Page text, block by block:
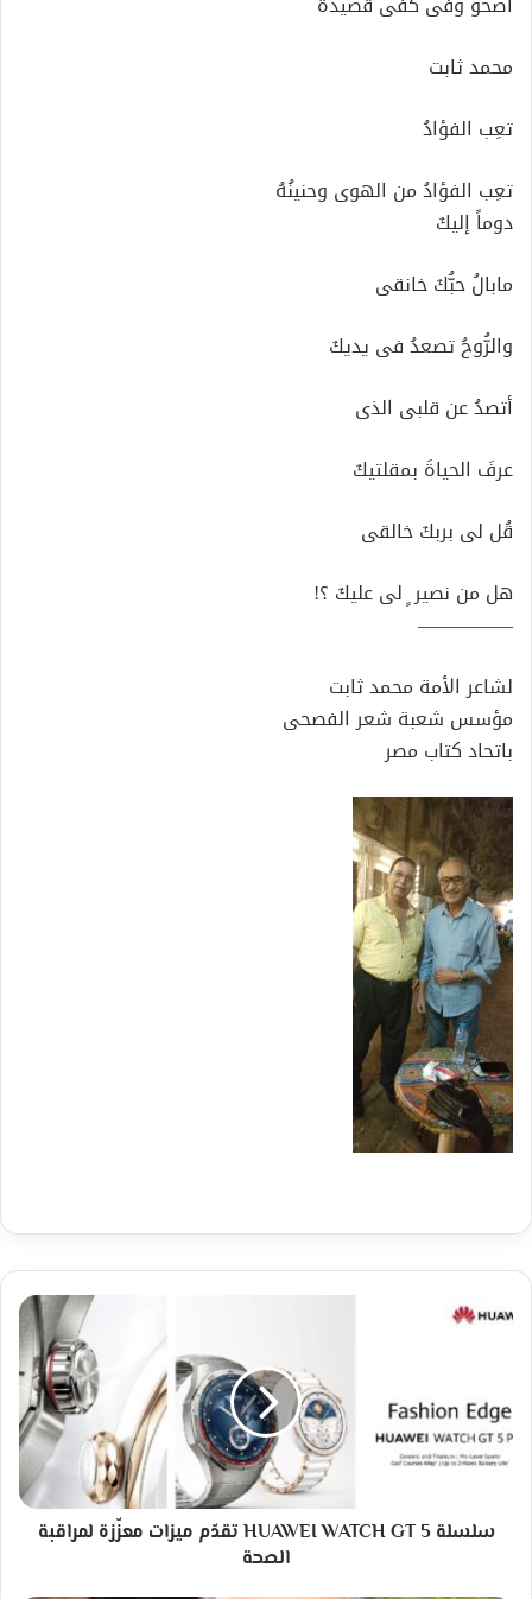
محمد ثابت
تعِب الفؤادُ
تعِب الفؤادُ من الهوى وحنينُهُ
دوماً إليكَ
مابالُ حبُّكَ خانقى
والرُّوحُ تصعدُ فى يديكَ
أتصدُ عن قلبى الذى
عرفَ الحياةَ بمقلتيكَ
قُل لى بربكَ خالقى
هل من نصير ٍ لى عليكَ ؟!
—————
لشاعر الأمة محمد ثابت
مؤسس شعبة شعر الفصحى
باتحاد كتاب مصر
سلسلة
HUAWEI
5
تقدّم
ميزات
الصحة
سلسلة HUAWEI WATCH GT 5 تقدّم ميزات معزّزة لمراقبة
الصحة